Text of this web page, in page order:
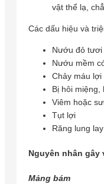
vật thể lạ,
Các dấu hiệu và
Nướu đỏ
Nướu mềm
Chảy máu lợi
Bị hôi miệng,
Viêm hoặc
Tụt lợi
Răng lung lay
Nguyên nhân gây
Mảng bám